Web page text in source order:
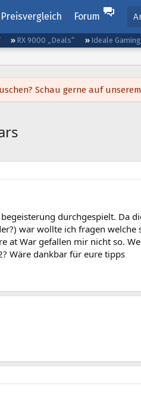
Preisvergleich Forum
RX 9000 „Deals“ Ideale
Schau gerne auf unserem
durchgespielt. Da
war wollte ich fragen
at War gefallen mir nicht so.
Wäre dankbar für eure tipps